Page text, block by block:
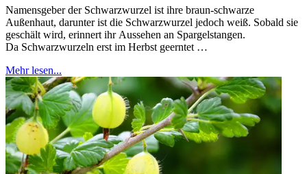
Namensgeber der Schwarzwurzel ist ihre braun-schwarze
Außenhaut, darunter ist die Schwarzwurzel jedoch weiß. Sobald sie
geschält wird, erinnert ihr Aussehen an Spargelstangen.
Da Schwarzwurzeln erst im Herbst geerntet …
Mehr lesen...